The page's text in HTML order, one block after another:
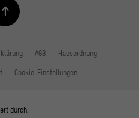
AGB Hausordnung
Cookie-Einstellungen
durch: